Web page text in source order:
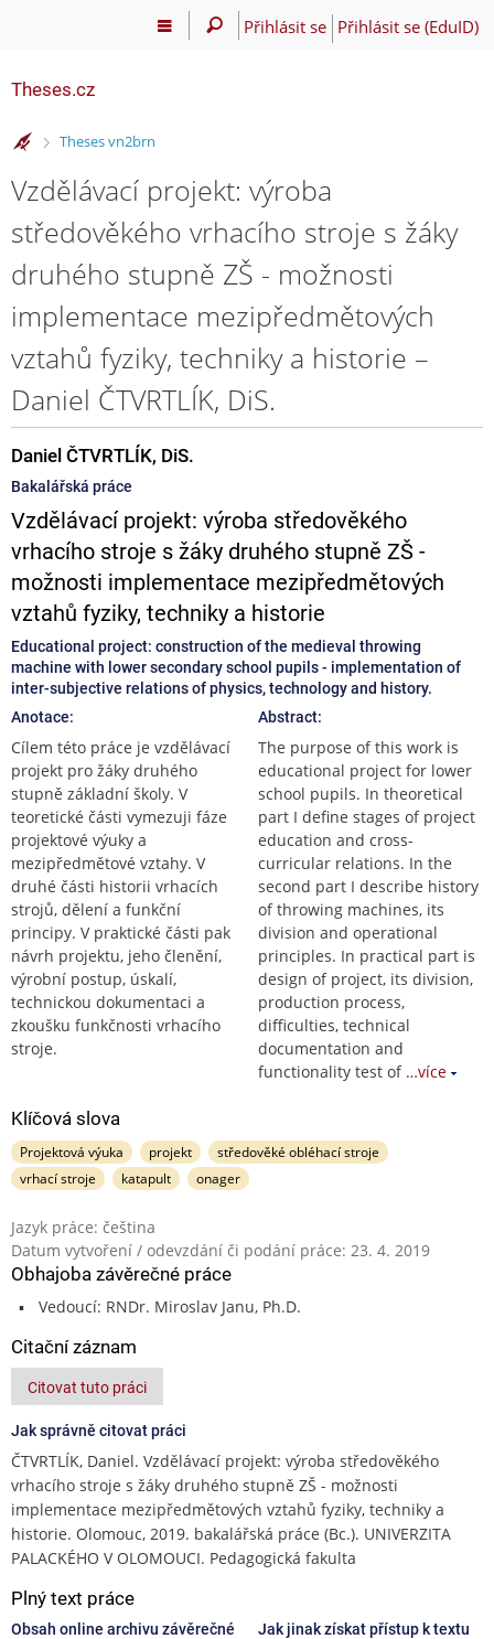
Přihlásit se Přihlásit se (EduID)
Theses.cz
>
Theses vn2brn
Vzdělávací projekt: výroba
středověkého vrhacího stroje s žáky
druhého stupně ZŠ - možnosti
implementace mezipředmětových
vztahů fyziky, techniky a historie –
Daniel ČTVRTLÍK, DiS.
Daniel ČTVRTLÍK, DiS.
Bakalářská práce
Vzdělávací projekt: výroba středověkého
vrhacího stroje s žáky druhého stupně ZŠ -
možnosti implementace mezipředmětových
vztahů fyziky, techniky a historie
Educational project: construction of the medieval throwing
machine with lower secondary school pupils - implementation of
inter-subjective relations of physics, technology and history.
Anotace:
Cílem této práce je vzdělávací
projekt pro žáky druhého
stupně základní školy. V
teoretické části vymezuji fáze
projektové výuky a
mezipředmětové vztahy. V
druhé části historii vrhacích
strojů, dělení a funkční
principy. V praktické části pak
návrh projektu, jeho členění,
výrobní postup, úskalí,
technickou dokumentaci a
zkoušku funkčnosti vrhacího
stroje.
Abstract:
The purpose of this work is
educational project for lower
school pupils. In theoretical
part I define stages of project
education and cross-
curricular relations. In the
second part I describe history
of throwing machines, its
division and operational
principles. In practical part is
design of project, its division,
production process,
difficulties, technical
documentation and
functionality test of …více
Klíčová slova
Projektová výuka projekt
středověké obléhací stroje
vrhací stroje
katapult onager
Jazyk práce: čeština
Datum vytvoření / odevzdání či podání práce: 23. 4. 2019
Obhajoba závěrečné práce
Vedoucí: RNDr. Miroslav Janu, Ph.D.
Citační záznam
Citovat tuto práci
Jak správně citovat práci
ČTVRTLÍK, Daniel. Vzdělávací projekt: výroba středověkého
vrhacího stroje s žáky druhého stupně ZŠ - možnosti
implementace mezipředmětových vztahů fyziky, techniky a
historie. Olomouc, 2019. bakalářská práce (Bc.). UNIVERZITA
PALACKÉHO V OLOMOUCI. Pedagogická fakulta
Plný text práce
Obsah online archivu závěrečné
Jak jinak získat přístup k textu